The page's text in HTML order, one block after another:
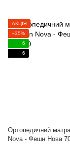
АКЦІЯ
−35%
6
6
Ортопедичний
Nova - Фешн Нова